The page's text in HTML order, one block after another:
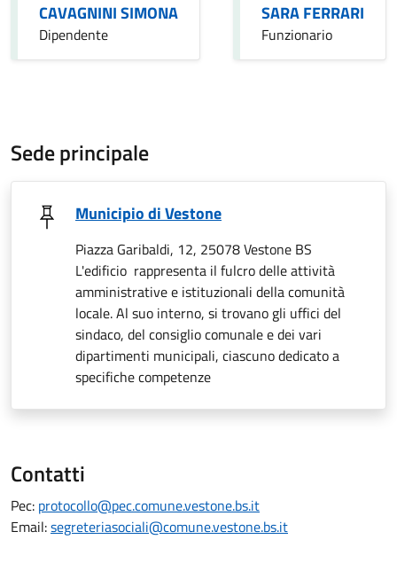
CAVAGNINI SIMONA
Dipendente
SARA FERRARI
Funzionario
Sede principale
Municipio di Vestone
Piazza Garibaldi, 12, 25078 Vestone BS
L'edificio rappresenta il fulcro delle attività
amministrative e istituzionali della comunità
locale. Al suo interno, si trovano gli uffici del
sindaco, del consiglio comunale e dei vari
dipartimenti municipali, ciascuno dedicato a
specifiche competenze
Contatti
Pec: protocollo@pec.comune.vestone.bs.it
Email:segreteriasociali@comune.vestone.bs.it